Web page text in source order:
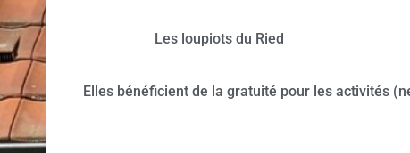
Les loupiots du Ried
Elles bénéficient de la gratuité pour les activités